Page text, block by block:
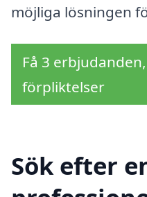
möjliga lösningen
Få 3
förpliktelser
Sök efter